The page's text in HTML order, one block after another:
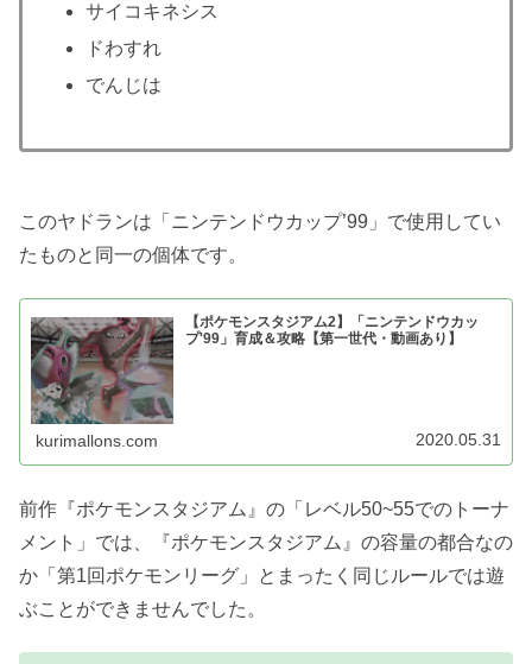
サイコキネシス
ドわすれ
でんじは
このヤドランは「ニンテンドウカップ’99」で使用してい
たものと同一の個体です。
【ポケモンスタジアム2】「ニンテンドウカッ
プ'99」育成＆攻略【第一世代・動画あり】
kurimallons.com 2020.05.31
前作『ポケモンスタジアム』の「レベル50~55でのトーナ
メント」では、『ポケモンスタジアム』の容量の都合なの
か「第1回ポケモンリーグ」とまったく同じルールでは遊
ぶことができませんでした。